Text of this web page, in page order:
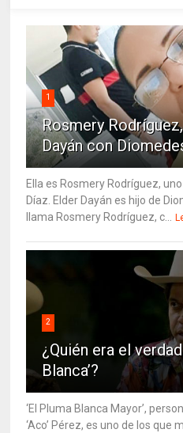
1
Rosmery
Dayán con
Ella es Rosmery Rodríguez,
Díaz. Elder Dayán es hijo de
llama Rosmery Rodríguez, c...
2
¿Quién era el
Blanca’?
‘El Pluma Blanca Mayor’,
‘Aco’ Pérez, es uno de los